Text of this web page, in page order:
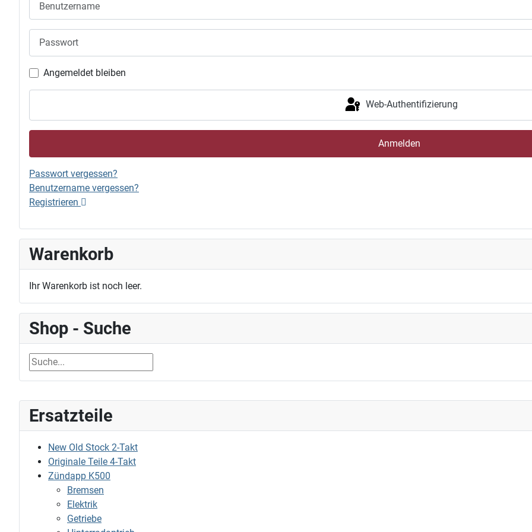
Ersatzteile
New Old Stock 2-Takt
Originale Teile 4-Takt
Zündapp K500
Bremsen
Elektrik
Getriebe
Angemeldet bleiben
Web-Authentifizierung
Anmelden
Passwort vergessen?
Benutzername vergessen?
Registrieren
Warenkorb
Ihr Warenkorb ist noch leer.
Shop - Suche